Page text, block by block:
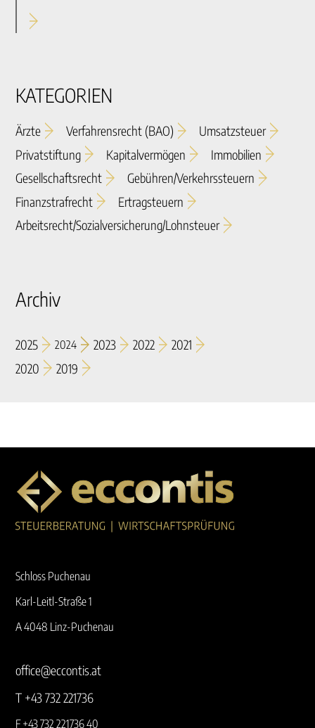
KATEGORIEN
Ärzte Verfahrensrecht (BAO)
Umsatzsteuer
Privatstiftung
Kapitalvermögen
Immobilien
Gesellschaftsrecht
Gebühren/verkehrssteuern
Finanzstrafrecht
Ertragsteuern
Arbeitsrecht/sozialversicherung/lohnsteuer
Archiv
2025 2024 2023 2022
2021
2020
2019
Schloss Puchenau
Karl-Leitl-Straße 1
A 4048 Linz-Puchenau
office@eccontis.at
T +43 732 221736
F +43 732 221736 40